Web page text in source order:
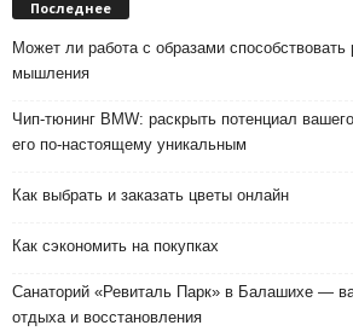
Последнее
Может ли работа с образами способствовать
мышления
Чип-тюнинг BMW: раскрыть потенциал
его по-настоящему уникальным
Как выбрать и заказать цветы онлайн
Как сэкономить на покупках
Санаторий «Ревиталь Парк» в Балашихе —
отдыха и восстановления